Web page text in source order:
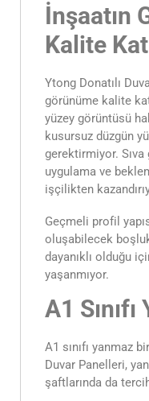
İnşaatın
Kalite
Ytong Donatılı
görünüme kalite
yüzey görüntüsü
kusursuz düzgün
gerektirmiyor.
uygulama ve
işçilikten
Geçmeli profil
oluşabilecek
dayanıklı olduğu
yaşanmıyor.
A1
A1 sınıfı yanmaz
Duvar Panelleri,
şaftlarında da